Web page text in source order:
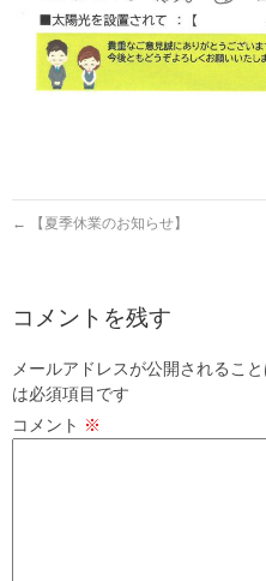
← 【夏季休業のお知らせ】
コメントを残す
メールアドレスが公開されること
は必須項目です
コメント ※